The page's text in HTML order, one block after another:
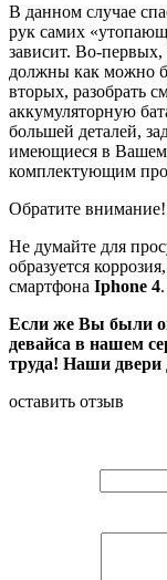
В данном случае
рук самих
зависит. Во-
должны как можно
вторых, разобрать
аккумуляторную
большей деталей,
имеющиеся в Вашем
комплектующим
Обратите внимание!
Не думайте для
образуется
смартфона Iphone 4.
Если же Вы были
девайса в нашем
труда! Наши
оставить отзыв